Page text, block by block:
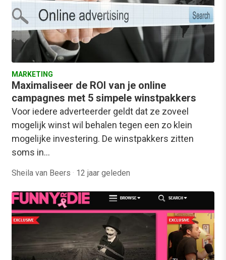
MARKETING
Maximaliseer de ROI van je online
campagnes met 5 simpele winstpakkers
Voor iedere adverteerder geldt dat ze zoveel
mogelijk winst wil behalen tegen een zo klein
mogelijke investering. De winstpakkers zitten
soms in…
Sheila van Beers · 12 jaar geleden